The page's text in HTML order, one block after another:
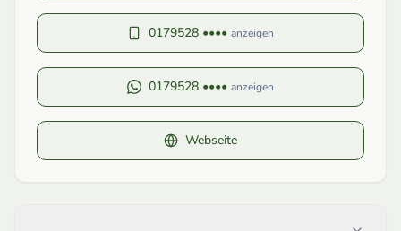
0179528 •••• anzeigen
0179528 •••• anzeigen
Webseite